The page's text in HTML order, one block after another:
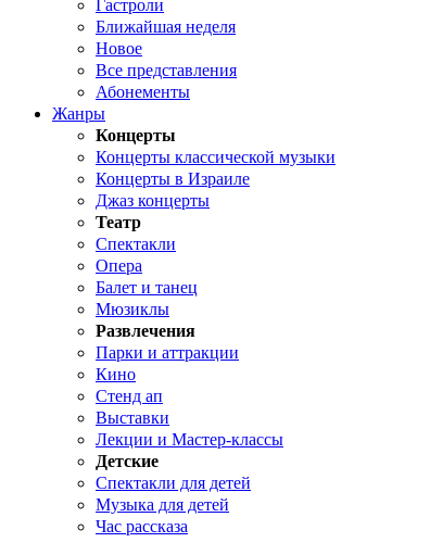
Гастроли
Ближайшая неделя
Новое
Все представления
Абонементы
Жанры
Концерты
Концерты классической музыки
Концерты в Израиле
Джаз концерты
Театр
Спектакли
Опера
Балет и танец
Мюзиклы
Развлечения
Парки и аттракции
Кино
Стенд ап
Выставки
Лекции и Мастер-классы
Детские
Спектакли для детей
Музыка для детей
Час рассказа